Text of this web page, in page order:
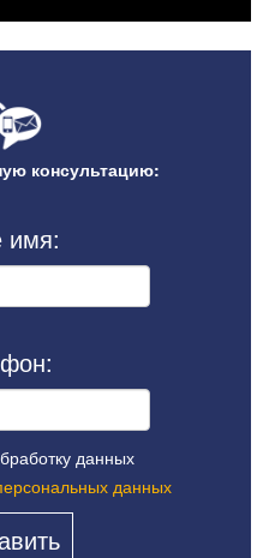
консультацию:
имя:
данных
данных